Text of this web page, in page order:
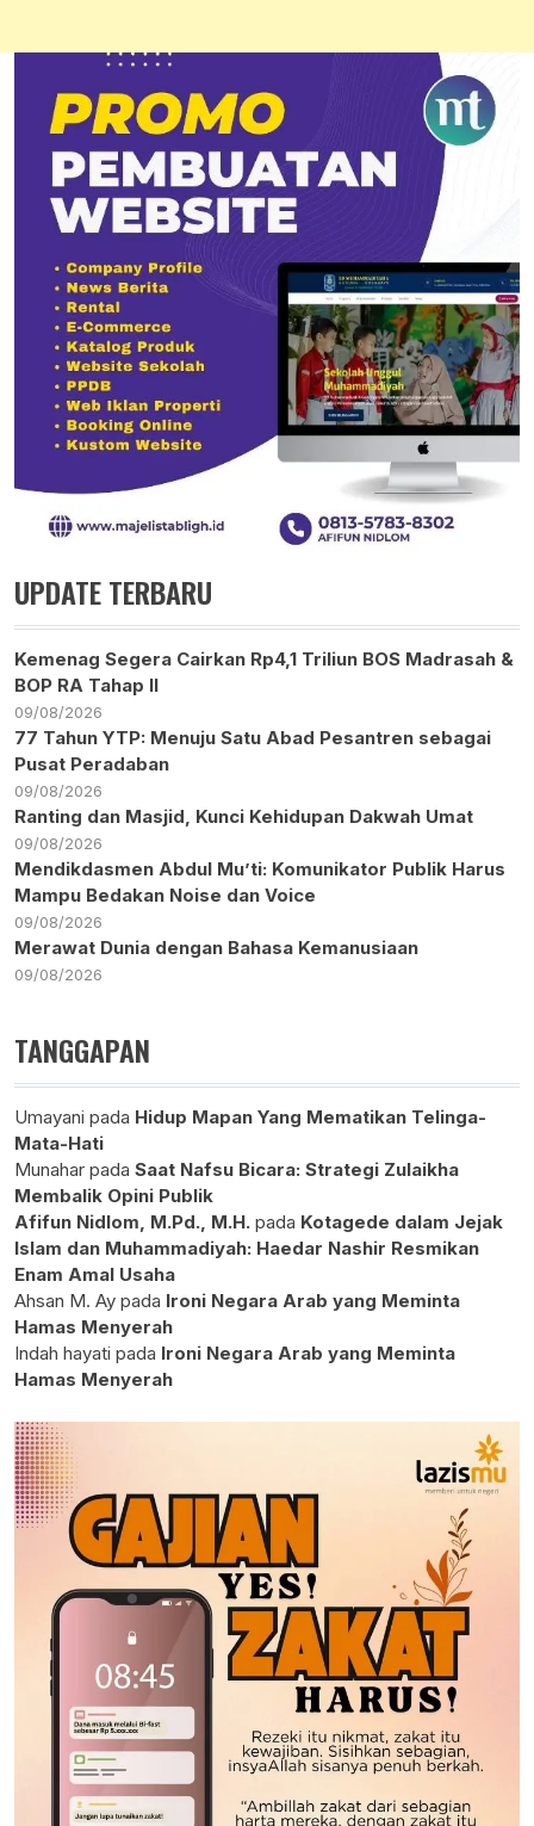
UPDATE TERBARU
Kemenag Segera Cairkan Rp4,1 Triliun BOS Madrasah &
BOP RA Tahap II
09/08/2026
77 Tahun YTP: Menuju Satu Abad Pesantren sebagai
Pusat Peradaban
09/08/2026
Ranting dan Masjid, Kunci Kehidupan Dakwah Umat
09/08/2026
Mendikdasmen Abdul Mu’ti: Komunikator Publik Harus
Mampu Bedakan Noise dan Voice
09/08/2026
Merawat Dunia dengan Bahasa Kemanusiaan
09/08/2026
TANGGAPAN
Umayani pada Hidup Mapan Yang Mematikan Telinga-
Mata-Hati
Munahar pada Saat Nafsu Bicara: Strategi Zulaikha
Membalik Opini Publik
Afifun Nidlom, M.Pd., M.H. pada Kotagede dalam Jejak
Islam dan Muhammadiyah: Haedar Nashir Resmikan
Enam Amal Usaha
Ahsan M. Ay pada Ironi Negara Arab yang Meminta
Hamas Menyerah
Indah hayati pada Ironi Negara Arab yang Meminta
Hamas Menyerah